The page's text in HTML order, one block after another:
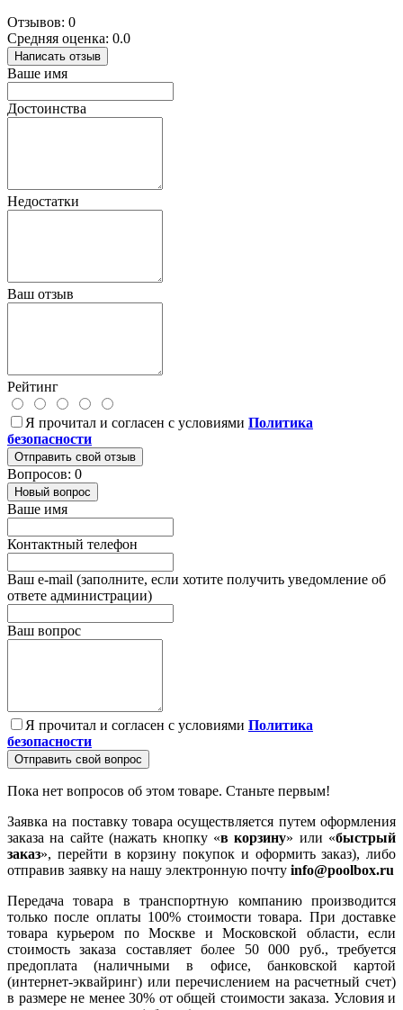
Отзывов: 0
Средняя оценка: 0.0
Написать отзыв
Ваше имя
Достоинства
Недостатки
Ваш отзыв
Рейтинг
Я прочитал и согласен с условиями Политика
безопасности
Отправить свой отзыв
Вопросов: 0
Новый вопрос
Ваше имя
Контактный телефон
Ваш e-mail (заполните, если хотите получить уведомление об
ответе администрации)
Ваш вопрос
Я прочитал и согласен с условиями Политика
безопасности
Отправить свой вопрос
Пока нет вопросов об этом товаре. Станьте первым!
Заявка на поставку товара осуществляется путем оформления
заказа на сайте (нажать кнопку «в корзину» или «быстрый
заказ», перейти в корзину покупок и оформить заказ), либо
отправив заявку на нашу электронную почту info@poolbox.ru
Передача товара в транспортную компанию производится
только после оплаты 100% стоимости товара. При доставке
товара курьером по Москве и Московской области, если
стоимость заказа составляет более 50 000 руб., требуется
предоплата (наличными в офисе, банковской картой
(интернет-эквайринг) или перечислением на расчетный счет)
в размере не менее 30% от общей стоимости заказа. Условия и